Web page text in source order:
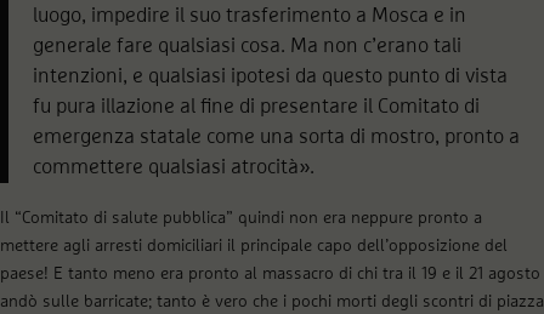
luogo, impedire il suo trasferimento a Mosca e in
generale fare qualsiasi cosa. Ma non c’erano tali
intenzioni, e qualsiasi ipotesi da questo punto di vista
fu pura illazione al fine di presentare il Comitato di
emergenza statale come una sorta di mostro, pronto a
commettere qualsiasi atrocità».
Il “Comitato di salute pubblica” quindi non era neppure pronto a
mettere agli arresti domiciliari il principale capo dell’opposizione del
paese! E tanto meno era pronto al massacro di chi tra il 19 e il 21 agosto
andò sulle barricate; tanto è vero che i pochi morti degli scontri di piazza